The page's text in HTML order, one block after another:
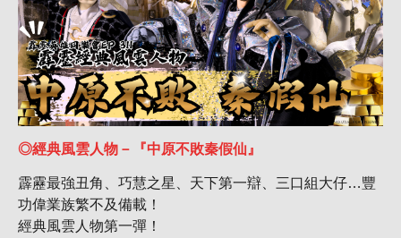
◎經典風雲人物－『中原不敗秦假仙』
霹靂最強丑角、巧慧之星、天下第一辯、三口組大仔…豐
功偉業族繁不及備載！
經典風雲人物第一彈！